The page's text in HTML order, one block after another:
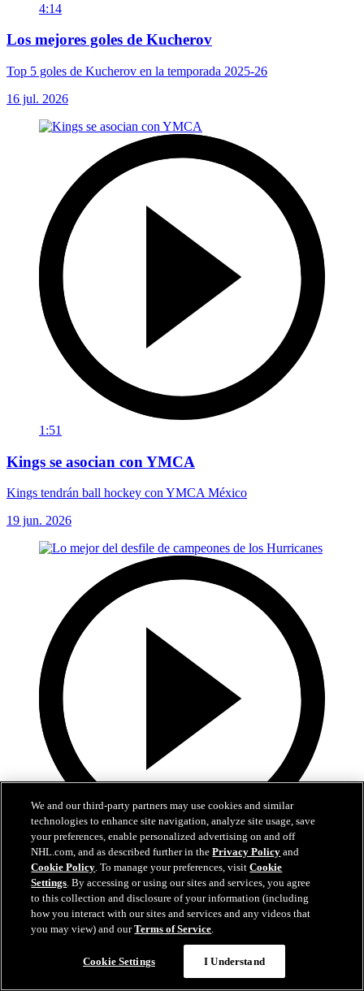
4:14
Los mejores goles de Kucherov
Top 5 goles de Kucherov en la temporada 2025-26
16 jul. 2026
1:51
Kings se asocian con YMCA
Kings tendrán ball hockey con YMCA México
19 jun. 2026
1:39
Lo mejor del desfile de campeones de los Hurricanes
Echen un vistazo a los mejores momentos de los festejos de
la Stanley Cup de los Hurricanes
We and our third-party partners may use cookies and similar
technologies to enhance site navigation, analyze site usage, save
your preferences, enable personalized advertising on and off
NHL.com, and as described further in thePrivacy Policy and
Cookie Policy. To manage your preferences, visitCookie
Settings. By accessing or using our sites and services, you agree
to this collection and disclosure of your information (including
how you interact with our sites and services and any videos that
you may view) and ourTerms of Service.
Cookie Settings I Understand